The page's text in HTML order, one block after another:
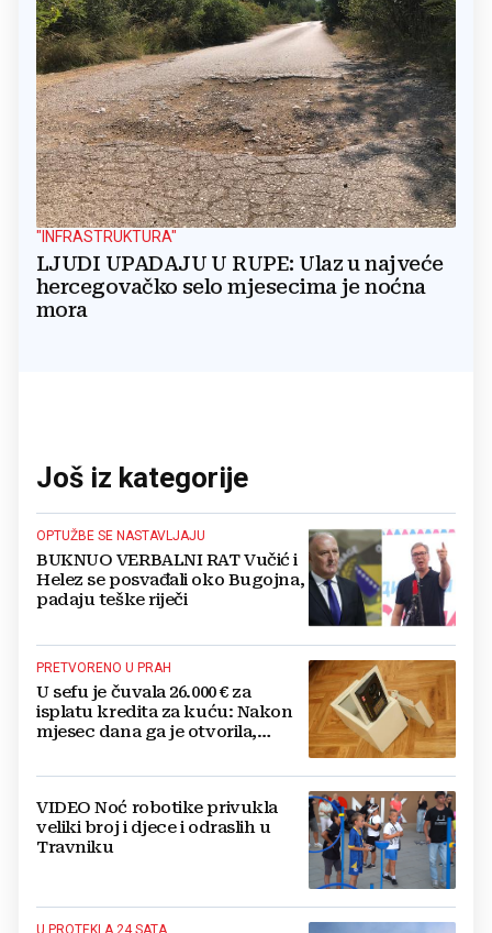
"INFRASTRUKTURA"
LJUDI UPADAJU U RUPE: Ulaz u najveće
hercegovačko selo mjesecima je noćna
mora
Još iz kategorije
OPTUŽBE SE NASTAVLJAJU
BUKNUO VERBALNI RAT Vučić i
Helez se posvađali oko Bugojna,
padaju teške riječi
PRETVORENO U PRAH
U sefu je čuvala 26.000 € za
isplatu kredita za kuću: Nakon
mjesec dana ga je otvorila,
VIDEO Noć robotike privukla
veliki broj i djece i odraslih u
Travniku
U PROTEKLA 24 SATA